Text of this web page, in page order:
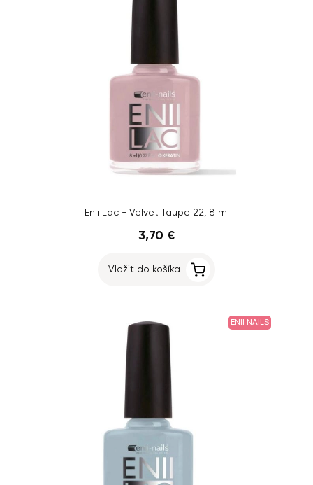
Enii Lac - Velvet Taupe 22, 8 ml
3,70 €
Vložiť do košíka
ENII NAILS